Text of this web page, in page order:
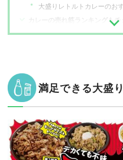
大盛りレトルトカレーのお
カレーの売れ筋ランキングもチ
満足できる大盛